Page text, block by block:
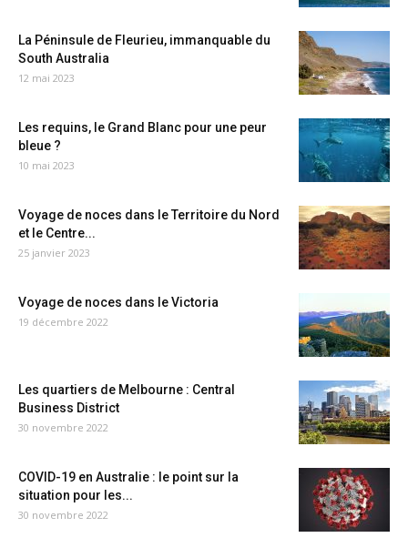
La Péninsule de Fleurieu, immanquable du
South Australia
12 mai 2023
Les requins, le Grand Blanc pour une peur
bleue ?
10 mai 2023
Voyage de noces dans le Territoire du Nord
et le Centre...
25 janvier 2023
Voyage de noces dans le Victoria
19 décembre 2022
Les quartiers de Melbourne : Central
Business District
30 novembre 2022
COVID-19 en Australie : le point sur la
situation pour les...
30 novembre 2022